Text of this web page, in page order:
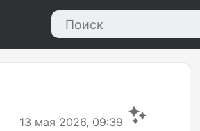
13 мая 2026, 09:39